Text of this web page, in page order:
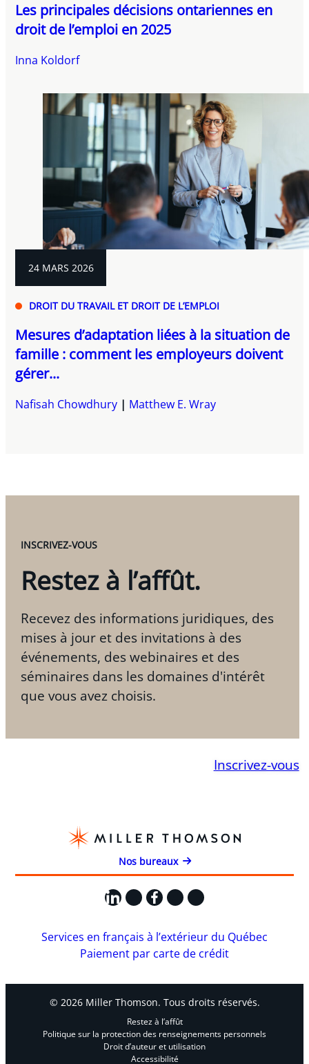
Les principales décisions ontariennes en
droit de l’emploi en 2025
Inna Koldorf
24 MARS 2026
DROIT DU TRAVAIL ET DROIT DE L’EMPLOI
Mesures d’adaptation liées à la situation de
famille : comment les employeurs doivent
gérer...
Nafisah Chowdhury Matthew E. Wray
INSCRIVEZ-VOUS
Restez à l’affût.
Recevez des informations juridiques, des
mises à jour et des invitations à des
événements, des webinaires et des
séminaires dans les domaines d'intérêt
que vous avez choisis.
Inscrivez-vous
Nos bureaux
LinkedIn
X Facebook
Instagram
YouTube
Services en français à l’extérieur du Québec
Paiement par carte de crédit
© 2026 Miller Thomson. Tous droits réservés.
Restez à l’affût
Politique sur la protection des renseignements personnels
Droit d’auteur et utilisation
Accessibilité